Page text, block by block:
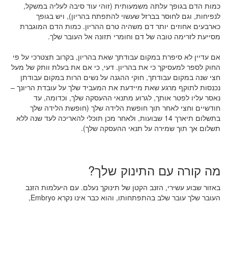
כמות הדם בגופך עלתה משמעותית (זוהי עוד סיבה לעליה במשקל,
לנפיחות, וגם לחוסר בברזל שעשוי להתפתח בהריון), ויש בגופך
כארבעים אחוזים יותר דם משהיה טרם ההריון. כמות הדם המוגברת
מסייעת לזרימה טובה של דם וחומרי תזונה אל העובר שלך.
אם עדיין לא סיפרת במקום עבודתך שאת בהריון, בקרוב תצטרכי על פי
החוק לספר למעסיקך כי את בהריון. דעי, כי אם את בעלת וותק של מעל
חצי שנה במקום עבודתך, חוקי ההגנה על נשים הרות במקום עבודתן
נכנסות לתוקף מרגע שאת מיידעת את המעביד שלך על עובדת הריונך –
נאסר עליו לפטר אותך, לגרוע מתנאי ההעסקה שלך, וכדומה, עד
חודשיים וחצי לאחר תוך חופשת הלידה שלך (חופשת הלידה שלך
בתשלום תיארך 14 שבועות, ולאחר מכן תוכלי להאריכה לעד שנה ללא
תשלום אך תוך שמירה על תנאי ההעסקה שלך).
מה קורה עם התינוק שלך?
באזור שבוע עשירי, הזנב הקטן של תינוקך נעלם. עם היעלמות הזנב
העובר שלך עובר שלב בהתפתחותו, והוא כבר אינו נקרא Embryo,